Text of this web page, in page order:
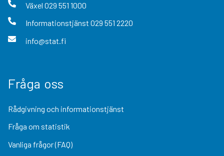
Växel 029 551 1000
Informationstjänst 029 551 2220
info@stat.fi
Fråga oss
Rådgivning och informationstjänst
Fråga om statistik
Vanliga frågor (FAQ)